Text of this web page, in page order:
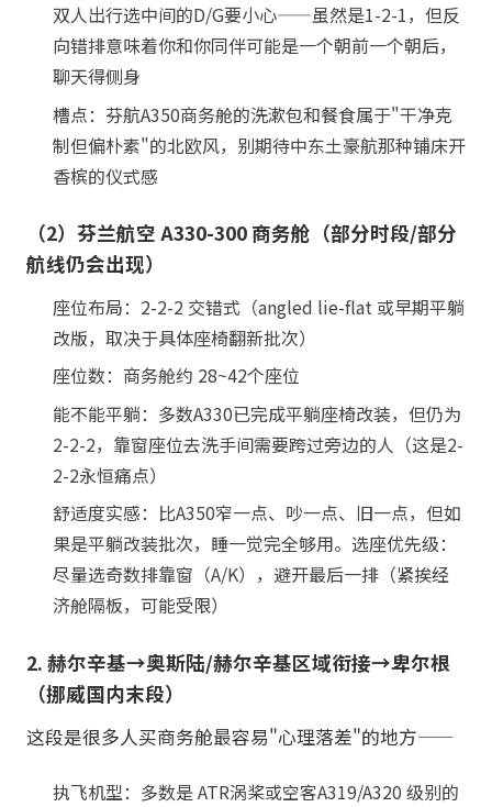
双人出行选中间的D/G要小心——虽然是1-2-1，但反
向错排意味着你和你同伴可能是一个朝前一个朝后，
聊天得侧身
槽点：芬航A350商务舱的洗漱包和餐食属于"干净克
制但偏朴素"的北欧风，别期待中东土豪航那种铺床开
香槟的仪式感
（2）芬兰航空 A330-300 商务舱（部分时段/部分
航线仍会出现）
座位布局：2-2-2 交错式（angled lie-flat 或早期平躺
改版，取决于具体座椅翻新批次）
座位数：商务舱约 28~42个座位
能不能平躺：多数A330已完成平躺座椅改装，但仍为
2-2-2，靠窗座位去洗手间需要跨过旁边的人（这是2-
2-2永恒痛点）
舒适度实感：比A350窄一点、吵一点、旧一点，但如
果是平躺改装批次，睡一觉完全够用。选座优先级：
尽量选奇数排靠窗（A/K），避开最后一排（紧挨经
济舱隔板，可能受限）
2. 赫尔辛基→奥斯陆/赫尔辛基区域衔接→卑尔根
（挪威国内末段）
这段是很多人买商务舱最容易"心理落差"的地方——
执飞机型：多数是 ATR涡桨或空客A319/A320 级别的